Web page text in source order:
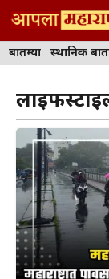
content
बातम्या स्थानिक